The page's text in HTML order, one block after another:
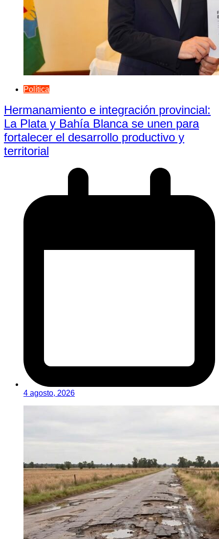
Política
Hermanamiento e integración provincial:
La Plata y Bahía Blanca se unen para
fortalecer el desarrollo productivo y
territorial
4 agosto, 2026